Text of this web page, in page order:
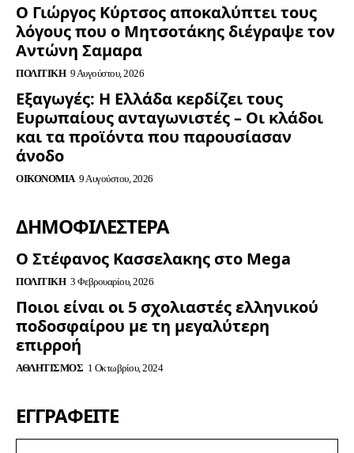
Ο Γιώργος Κύρτσος αποκαλύπτει τους
λόγους που ο Μητσοτάκης διέγραψε τον
Αντώνη Σαμαρα
ΠΟΛΙΤΙΚΉ 9 Αυγούστου, 2026
Εξαγωγές: Η Ελλάδα κερδίζει τους
Ευρωπαίους ανταγωνιστές – Οι κλάδοι
και τα προϊόντα που παρουσίασαν
άνοδο
ΟΙΚΟΝΟΜΊΑ 9 Αυγούστου, 2026
ΔΗΜΟΦΙΛΈΣΤΕΡΑ
Ο Στέφανος Κασσελακης στο Mega
ΠΟΛΙΤΙΚΉ 3 Φεβρουαρίου, 2026
Ποιοι είναι οι 5 σχολιαστές ελληνικού
ποδοσφαίρου με τη μεγαλύτερη
επιρροή
ΑΘΛΗΤΙΣΜΌΣ 1 Οκτωβρίου, 2024
ΕΓΓΡΑΦΕΊΤΕ